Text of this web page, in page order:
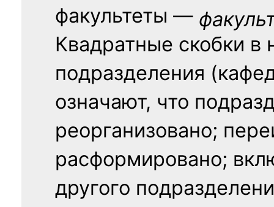
факультеты —
Квадратные скобки в
подразделения
означают, что
реорганизовано;
расформировано;
другого